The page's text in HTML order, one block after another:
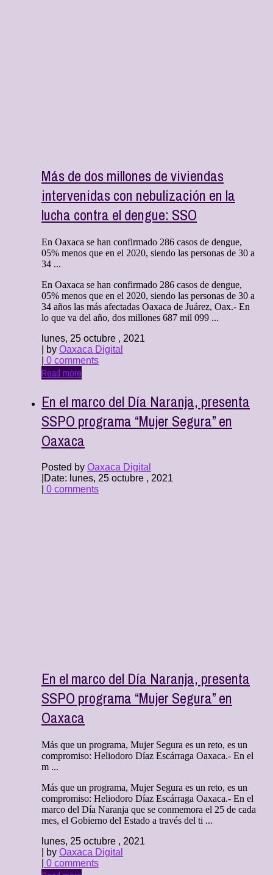
Más de dos millones de viviendas
intervenidas con nebulización en la
lucha contra el dengue: SSO
En Oaxaca se han confirmado 286 casos de dengue,
05% menos que en el 2020, siendo las personas de 30 a
34 ...
En Oaxaca se han confirmado 286 casos de dengue,
05% menos que en el 2020, siendo las personas de 30 a
34 años las más afectadas Oaxaca de Juárez, Oax.- En
lo que va del año, dos millones 687 mil 099 ...
lunes, 25 octubre , 2021
| by Oaxaca Digital
0 comments
Read more
En el marco del Día Naranja, presenta
SSPO programa “Mujer Segura” en
Oaxaca
Posted by Oaxaca Digital
Date: lunes, 25 octubre , 2021
0 comments
En el marco del Día Naranja, presenta
SSPO programa “Mujer Segura” en
Oaxaca
Más que un programa, Mujer Segura es un reto, es un
compromiso: Heliodoro Díaz Escárraga Oaxaca.- En el
m ...
Más que un programa, Mujer Segura es un reto, es un
compromiso: Heliodoro Díaz Escárraga Oaxaca.- En el
marco del Día Naranja que se conmemora el 25 de cada
mes, el Gobierno del Estado a través del ti ...
lunes, 25 octubre , 2021
| by Oaxaca Digital
0 comments